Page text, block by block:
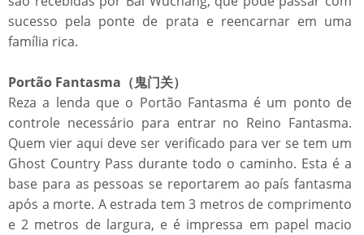
sucesso pela ponte de prata e reencarnar em uma
família rica.
Portão Fantasma（鬼门关）
Reza a lenda que o Portão Fantasma é um ponto de
controle necessário para entrar no Reino Fantasma.
Quem vier aqui deve ser verificado para ver se tem um
Ghost Country Pass durante todo o caminho. Esta é a
base para as pessoas se reportarem ao país fantasma
após a morte. A estrada tem 3 metros de comprimento
e 2 metros de largura, e é impressa em papel macio